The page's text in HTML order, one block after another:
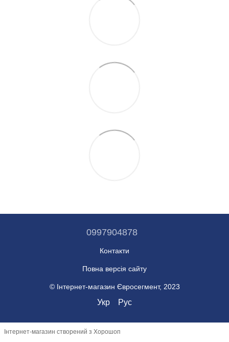
0997904878
Контакти
Повна версія сайту
© Інтернет-магазин Євросегмент, 2023
Укр Рус
Інтернет-магазин створений з Хорошоп